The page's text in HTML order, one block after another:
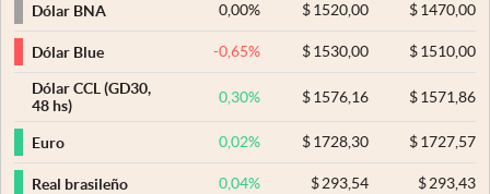
Dólar BNA
0,00% $ 1520,00 $1470,00
Dólar Blue -0,65% $ 1530,00 $1510,00
Dólar CCL (GD30,
48 hs)
0,30% $ 1576,16 $1571,86
Euro 0,02% $ 1728,30 $1727,57
Real brasileño 0,04% $293,54 $293,43